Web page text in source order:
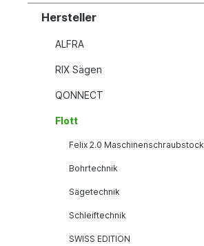
Hersteller
ALFRA
RIX Sägen
QONNECT
Flott
Felix 2.0 Maschinenschraubstock
Bohrtechnik
Sägetechnik
Schleiftechnik
SWISS EDITION